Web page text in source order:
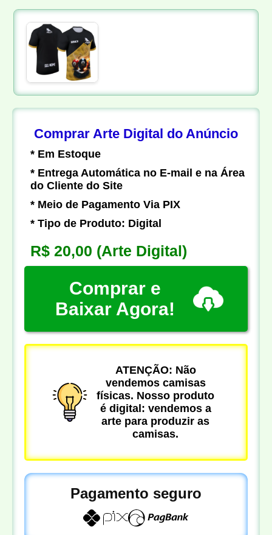
Comprar Arte Digital do Anúncio
* Em Estoque
* Entrega Automática no E-mail e na Área
do Cliente do Site
* Meio de Pagamento Via PIX
* Tipo de Produto: Digital
R$ 20,00 (Arte Digital)
Comprar e
Baixar Agora!
ATENÇÃO: Não
vendemos camisas
físicas. Nosso produto
é digital: vendemos a
arte para produzir as
camisas.
Pagamento seguro